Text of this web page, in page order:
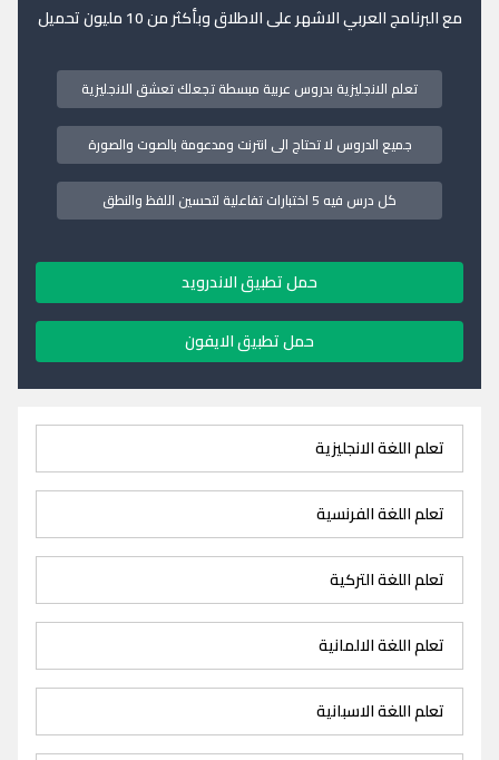
مع البرنامج العربي الاشهر على الاطلاق وبأكثر من 10 مليون تحميل
تعلم الانجليزية بدروس عربية مبسطة تجعلك تعشق الانجليزية
جميع الدروس لا تحتاج الى انترنت ومدعومة بالصوت والصورة
كل درس فيه 5 اختبارات تفاعلية لتحسين اللفظ والنطق
حمل تطبيق الاندرويد
حمل تطبيق الايفون
تعلم اللغة الانجليزية
تعلم اللغة الفرنسية
تعلم اللغة التركية
تعلم اللغة الالمانية
تعلم اللغة الاسبانية